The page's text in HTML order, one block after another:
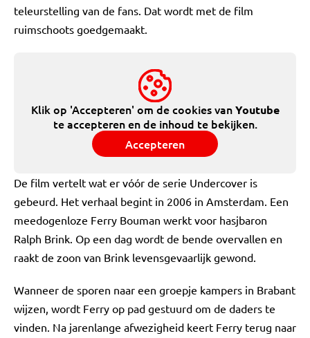
teleurstelling van de fans. Dat wordt met de film
ruimschoots goedgemaakt.
Klik op 'Accepteren' om de cookies vanYoutube
te accepteren en de inhoud te bekijken.
Accepteren
De film vertelt wat er vóór de serie Undercover is
gebeurd. Het verhaal begint in 2006 in Amsterdam. Een
meedogenloze Ferry Bouman werkt voor hasjbaron
Ralph Brink. Op een dag wordt de bende overvallen en
raakt de zoon van Brink levensgevaarlijk gewond.
Wanneer de sporen naar een groepje kampers in Brabant
wijzen, wordt Ferry op pad gestuurd om de daders te
vinden. Na jarenlange afwezigheid keert Ferry terug naar